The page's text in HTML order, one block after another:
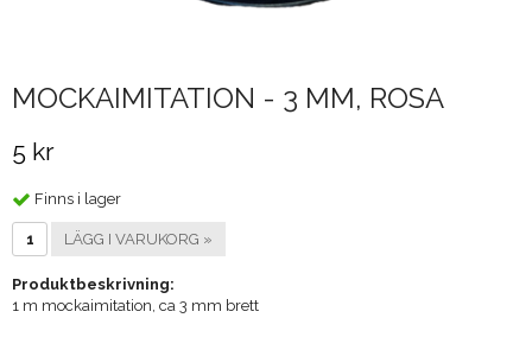
MOCKAIMITATION - 3 MM, ROSA
5 kr
Finns i lager
LÄGG I VARUKORG »
Produktbeskrivning:
1 m mockaimitation, ca 3 mm brett